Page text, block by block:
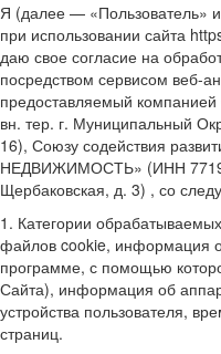
Я (далее — «Пользователь»
при использовании сайта
даю свое согласие на
посредством сервисом веб-
предоставляемый
вн. тер. г. Муниципальный
16), Союзу содействия
НЕДВИЖИМОСТЬ» (ИНН
Щербаковская, д. 3) , со
1. Категории
файлов cookie, информация
программе, с помощью
Сайта), информация об
устройства пользователя,
страниц.